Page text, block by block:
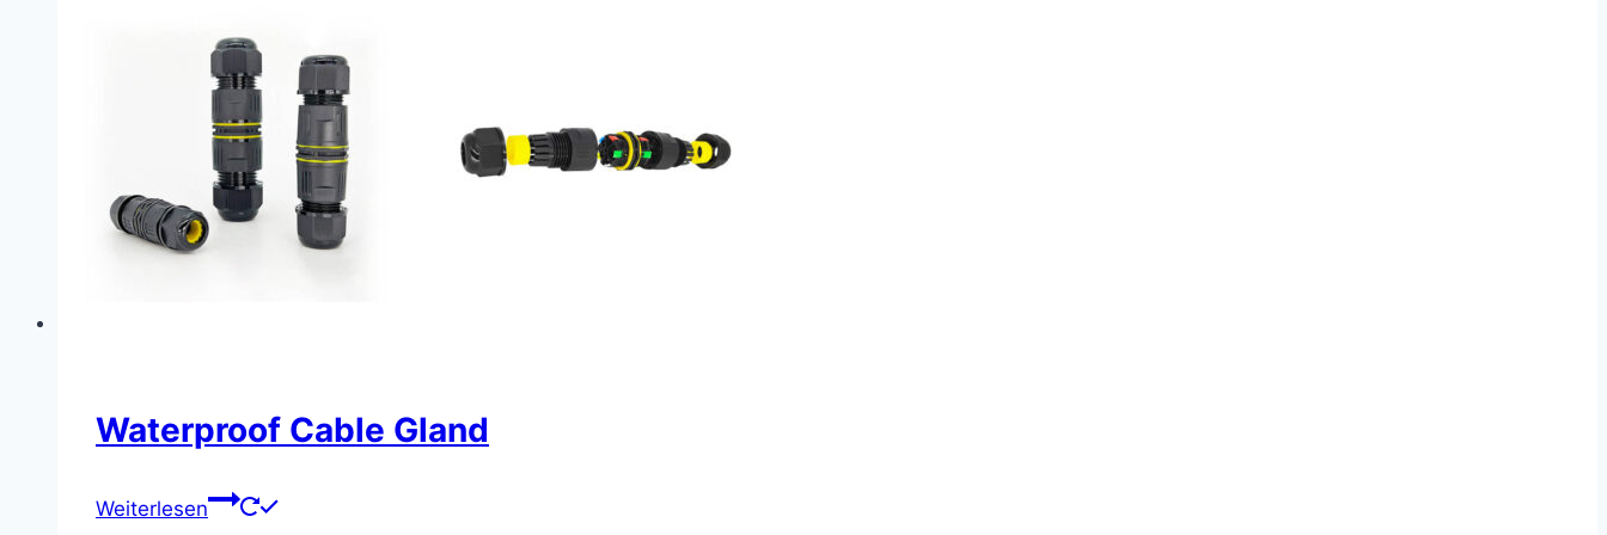
Waterproof Cable Gland
Weiterlesen